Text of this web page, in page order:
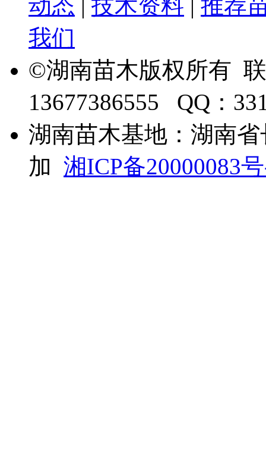
动态 | 技术资料 | 推荐
我们
©湖南苗木版权所有
13677386555 QQ：
湖南苗木基地：湖南
加 湘ICP备20000083